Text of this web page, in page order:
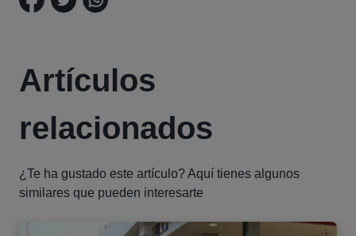
Artículos
relacionados
¿Te ha gustado este artículo? Aquí tienes algunos
similares que pueden interesarte